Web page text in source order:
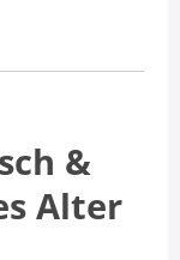
&
Alter